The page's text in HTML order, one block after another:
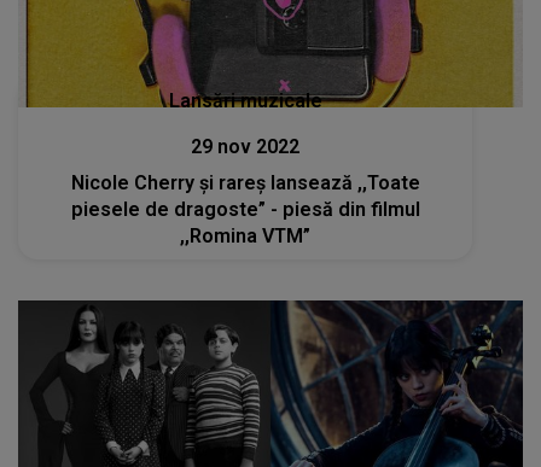
Lansări muzicale
29 nov 2022
Nicole Cherry și rareș lansează ,,Toate
piesele de dragoste” - piesă din filmul
,,Romina VTM”